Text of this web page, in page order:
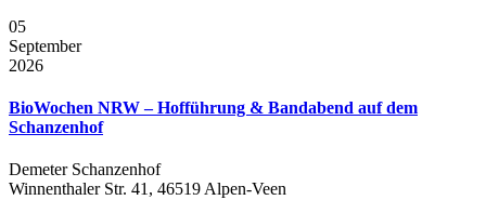
05
September
2026
BioWochen NRW – Hofführung & Bandabend auf dem
Schanzenhof
Demeter Schanzenhof
Winnenthaler Str. 41, 46519 Alpen-Veen